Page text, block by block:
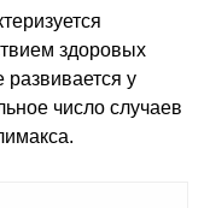
здоровых
развивается у
число случаев